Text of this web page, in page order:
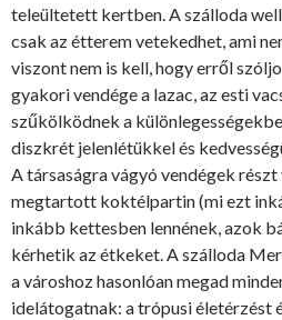
teleültetett kertben. A szálloda
csak az étterem vetekedhet, ami
viszont nem is kell, hogy erről
gyakori vendége a lazac, az esti
szűkölködnek a
diszkrét jelenlétükkel és
A társaságra vágyó vendégek
megtartott koktélpartin (mi ezt
inkább kettesben lennének, azok
kérhetik az étkeket. A szálloda
a városhoz hasonlóan megad
idelátogatnak: a trópusi életérzést